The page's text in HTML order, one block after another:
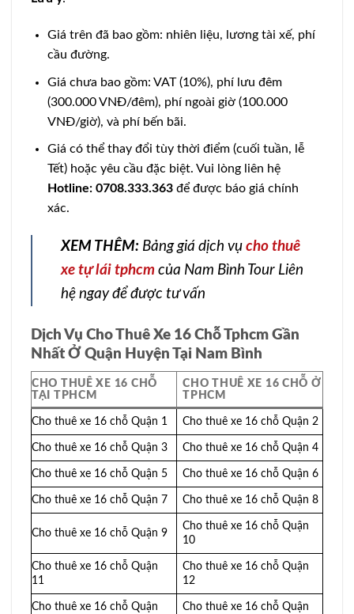
Giá trên đã bao gồm: nhiên liệu, lương tài xế, phí
cầu đường.
Giá chưa bao gồm: VAT (10%), phí lưu đêm
(300.000 VNĐ/đêm), phí ngoài giờ (100.000
VNĐ/giờ), và phí bến bãi.
Giá có thể thay đổi tùy thời điểm (cuối tuần, lễ
Tết) hoặc yêu cầu đặc biệt. Vui lòng liên hệ
Hotline: 0708.333.363để được báo giá chính
xác.
XEM THÊM: Bảng giá dịch vụ cho thuê
xe tự lái tphcm của Nam Bình Tour Liên
hệ ngay để được tư vấn
Dịch Vụ Cho Thuê Xe 16 Chỗ Tphcm Gần
Nhất Ở Quận Huyện Tại Nam Bình
CHO THUÊ XE 16 CHỖ
TẠI TPHCM
CHO THUÊ XE 16 CHỖ Ở
TPHCM
Cho thuê xe 16 chỗ Quận 1 Cho thuê xe 16 chỗ Quận 2
Cho thuê xe 16 chỗ Quận 3 Cho thuê xe 16 chỗ Quận 4
Cho thuê xe 16 chỗ Quận 5 Cho thuê xe 16 chỗ Quận 6
Cho thuê xe 16 chỗ Quận 7 Cho thuê xe 16 chỗ Quận 8
Cho thuê xe 16 chỗ Quận 9
Cho thuê xe 16 chỗ Quận
10
Cho thuê xe 16 chỗ Quận
11
Cho thuê xe 16 chỗ Quận
12
Cho thuê xe 16 chỗ Quận
Cho thuê xe 16 chỗ Quận